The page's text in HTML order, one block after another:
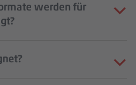
werden für